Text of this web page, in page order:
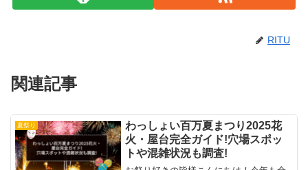
RITU
関連記事
夏祭り
わっしょい百万夏まつり2025花
火・屋台完全ガイド!穴場スポッ
トや混雑状況も調査!